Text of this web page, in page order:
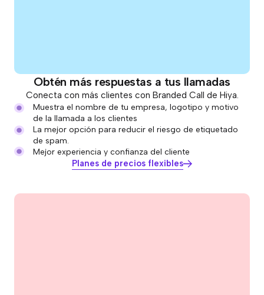
Obtén más respuestas a tus llamadas
Conecta con más clientes con Branded Call de Hiya.
Muestra el nombre de tu empresa, logotipo y motivo
de la llamada a los clientes
La mejor opción para reducir el riesgo de etiquetado
de spam.
Mejor experiencia y confianza del cliente
Planes de precios flexibles